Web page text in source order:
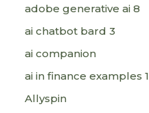
adobe generative ai 8
ai chatbot bard 3
ai companion
ai in finance examples 1
Allyspin